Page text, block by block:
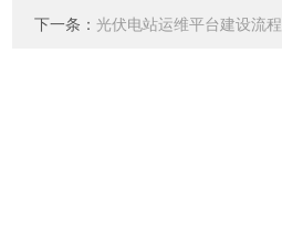
下一条： 光伏电站运维平台建设流程